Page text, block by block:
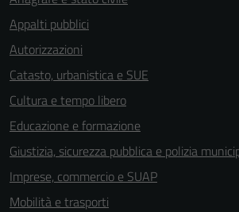
Appalti pubblici
Autorizzazioni
Catasto, urbanistica e SUE
Cultura e tempo libero
Educazione e formazione
Giustizia, sicurezza pubblica e polizia
Imprese, commercio e SUAP
Mobilità e trasporti